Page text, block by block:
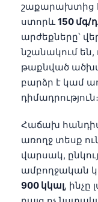
շաքարախտից
ստորև150 մգ/
արժեքները՝
նշանակում են,
թաքնված
բարձր է կամ
Հաճախ
առողջ տեսք
վարսակ,
ամբողջական
900 կկալ, ինչը
Svenska
Bosanski
Azərbaycan
Eesti
Čeština
ქართული
Русский
Lietuvių
Polski